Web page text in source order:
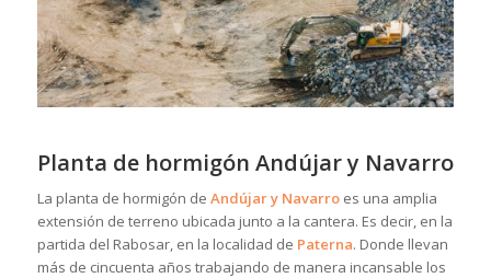
Planta de hormigón Andújar y Navarro
La planta de hormigón de Andújar y Navarroes una amplia
extensión de terreno ubicada junto a la cantera. Es decir, en la
partida del Rabosar, en la localidad de Paterna. Donde llevan
más de cincuenta años trabajando de manera incansable los